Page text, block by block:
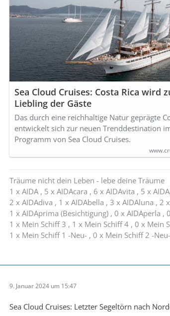
Sea Cloud Cruises: Costa Rica wird
Liebling der Gäste
Das durch eine reichhaltige Natur geprägte
entwickelt sich zur neuen Trenddestination
Programm von Sea Cloud Cruises.
Träume nicht dein Leben - lebe deine Träume
1 x AIDA , 5 x AIDAcara , 6 x AIDAvita , 5 x
2 x AIDAdiva , 1 x AIDAbella , 3 x AIDAluna , 2
1 x AIDAprima (Besichtigung) , 0 x AIDAperla ,
1 x Mein Schiff 3 , 1 x Mein Schiff 4 , 0 x Mein
1 x Mein Schiff 1 -Neu- , 0 x Mein Schiff 2 -Neu-
9. Januar 2024 um 15:47
Sea Cloud Cruises: Letzter Segeltörn nach